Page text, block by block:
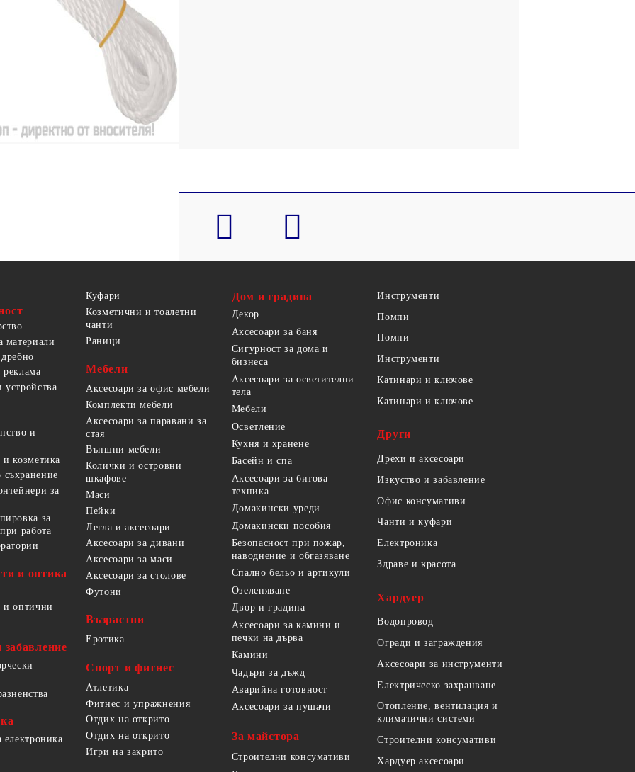
материали
и
козметика
за
за
работа
и оптика
и оптични
забавление
електроника
Куфари
Козметични и тоалетни
чанти
Раници
Мебели
Аксесоари за офис мебели
Комплекти мебели
Аксесоари за паравани за
стая
Външни мебели
Колички и островни
шкафове
Маси
Пейки
Легла и аксесоари
Аксесоари за дивани
Аксесоари за маси
Аксесоари за столове
Футони
Възрастни
Еротика
Спорт и фитнес
Атлетика
Фитнес и упражнения
Отдих на открито
Отдих на открито
Игри на закрито
Дом и градина
Декор
Аксесоари за баня
Сигурност за дома и
бизнеса
Аксесоари за осветителни
тела
Мебели
Осветление
Кухня и хранене
Басейн и спа
Аксесоари за битова
техника
Домакински уреди
Домакински пособия
Безопасност при пожар,
наводнение и обгазяване
Спално бельо и артикули
Озеленяване
Двор и градина
Аксесоари за камини и
печки на дърва
Камини
Чадъри за дъжд
Аварийна готовност
Аксесоари за пушачи
За майстора
Строителни консумативи
Инструменти
Помпи
Помпи
Инструменти
Катинари и ключове
Катинари и ключове
Други
Дрехи и аксесоари
Изкуство и забавление
Офис консумативи
Чанти и куфари
Електроника
Здраве и красота
Хардуер
Водопровод
Огради и заграждения
Аксесоари за инструменти
Електрическо захранване
Отопление, вентилация и
климатични системи
Строителни консумативи
Хардуер аксесоари